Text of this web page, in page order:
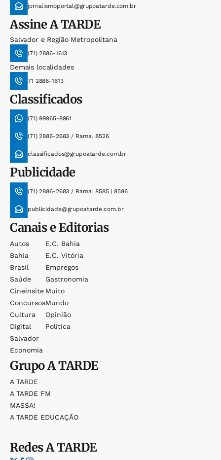
jornalismoportal@grupoatarde.com.br
AssineA TARDE
Salvador e Região Metropolitana
(71) 2886-1613
Demais localidades
71 2886-1613
Classificados
(71) 99965-8961
(71) 2886-2683 / Ramal 8526
classificados@grupoatarde.com.br
Publicidade
(71) 2886-2683 / Ramal 8585 | 8586
publicidade@grupoatarde.com.br
Canais e Editorias
Autos
Bahia
Brasil
Saúde
Cineinsite
Concursos
Cultura
Digital
Salvador
Economia
E.c. Bahia
E.c. Vitória
Empregos
Gastronomia
Muito
Mundo
Opinião
Política
GrupoA TARDE
A TARDE
A TARDE FM
MASSA!
A TARDE EDUCAÇÃO
RedesA TARDE